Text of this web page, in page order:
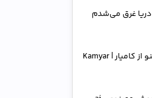
غرق می‌شدم
دانلود آهنگ وقتی صدا میکنی منو از کامیار | Kamyar